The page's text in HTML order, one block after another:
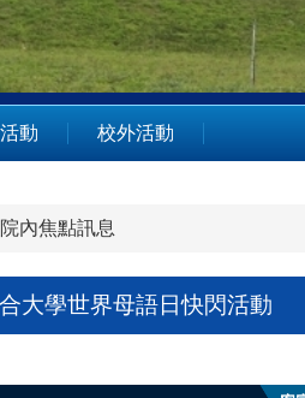
動 校外活動
院內焦點訊息
大學世界母語日快閃活動